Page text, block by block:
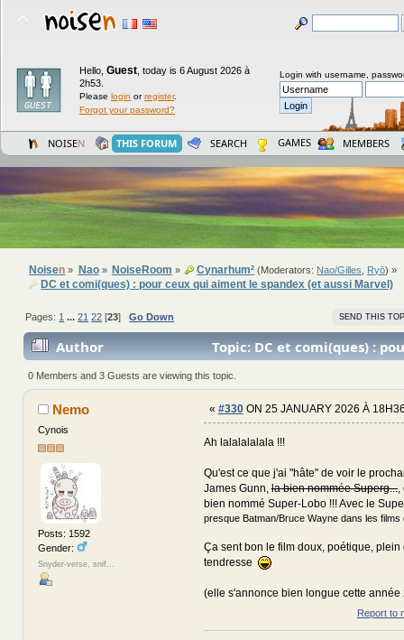
Hello, Guest today is 6 August 2026 à
2h53.
Please login orregister.
Forgot your password?
Login with username,
NOISEN THIS FORUM SEARCH GAMES MEMBERS
Noisen » Nao» NoiseRoom » Cynarhum² (Moderators: Nao/Gilles Ryō) »
DC et comi(ques) : pour ceux qui aiment le spandex (et aussi Marvel)
SEND THIS
Pages: 1 ...21 22 [23]Go Down
Author
Topic: DC et comi(ques) :
aiment le spandex (et aussi Marvel) (Read 389515
0 Members and 3 Guests are viewing this topic.
Nemo
Cynois
Posts: 1592
Gender:
Snyder-verse, snif...
« #330ON 25 JANUARY 2026 À
Ah lalalalalala !!!
Qu'est ce que j'ai "hâte" de voir le
James Gunn,la bien nommée Superg...,
bien nommé Super-Lobo !!! Avec le
presque Batman/Bruce Wayne dans les
Ça sent bon le film doux, poétique, plein
tendresse
(elle s'annonce bien longue cette
Report to